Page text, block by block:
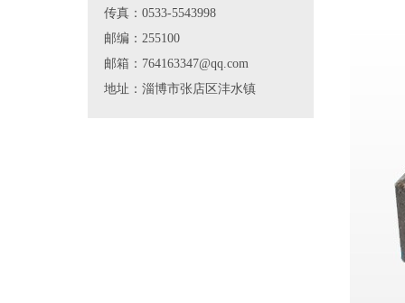
传真：0533-5543998
邮编：255100
邮箱：764163347@qq.com
地址：淄博市张店区沣水镇